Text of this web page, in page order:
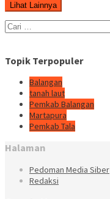
Lihat Lainnya
Cari
untuk:
Topik Terpopuler
Balangan
tanah laut
Pemkab Balangan
Martapura
Pemkab Tala
Halaman
Pedoman Media Siber
Redaksi